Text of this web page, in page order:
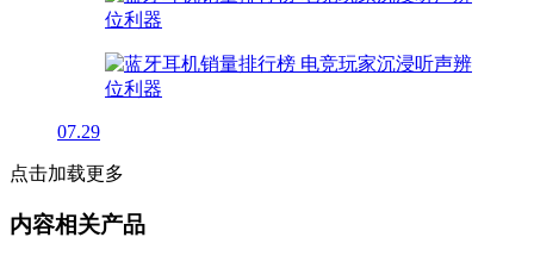
07.29
点击加载更多
内容相关产品